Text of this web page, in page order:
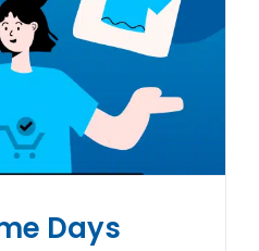
Days